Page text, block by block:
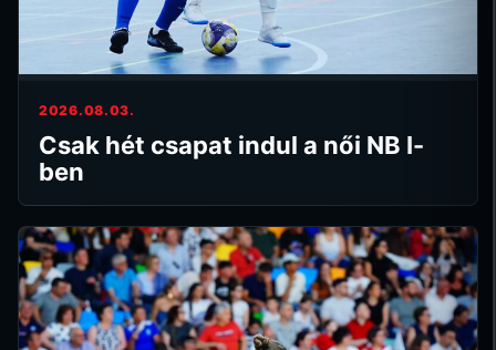
2026.08.03.
Csak hét csapat indul a női NB I-
ben